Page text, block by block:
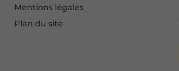
Mentions légales
Plan du site